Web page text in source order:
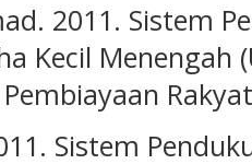
2011. Sistem
Kecil Menengah
Sistem